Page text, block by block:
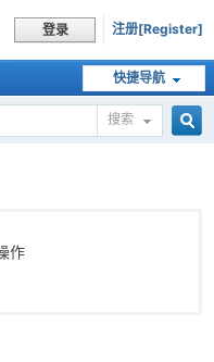
登录 注册[Register]
快捷导航
搜索
作